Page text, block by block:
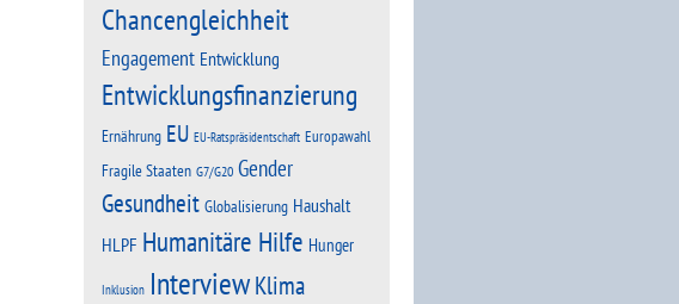
Chancengleichheit
Engagement Entwicklung
Entwicklungsfinanzierung
Ernährung EU EU-Ratspräsidentschaft Europawahl
Fragile Staaten G7/G20 Gender
Gesundheit Globalisierung Haushalt
HLPF Humanitäre Hilfe Hunger
Inklusion Interview Klima